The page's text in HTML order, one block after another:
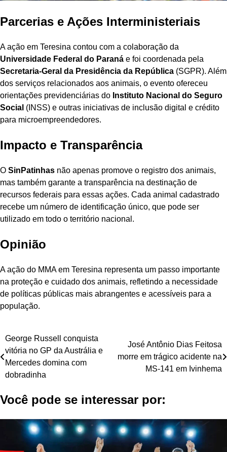
Parcerias e Ações Interministeriais
A ação em Teresina contou com a colaboração da
Universidade Federal do Paraná e foi coordenada pela
Secretaria-Geral da Presidência da República (SGPR). Além
dos serviços relacionados aos animais, o evento ofereceu
orientações previdenciárias do Instituto Nacional do Seguro
Social (INSS) e outras iniciativas de inclusão digital e crédito
para microempreendedores.
Impacto e Transparência
O SinPatinhas não apenas promove o registro dos animais,
mas também garante a transparência na destinação de
recursos federais para essas ações. Cada animal cadastrado
recebe um número de identificação único, que pode ser
utilizado em todo o território nacional.
Opinião
A ação do MMA em Teresina representa um passo importante
na proteção e cuidado dos animais, refletindo a necessidade
de políticas públicas mais abrangentes e acessíveis para a
população.
Navegação
de
Post
George Russell conquista
vitória no GP da Austrália e
Mercedes domina com
dobradinha
José Antônio Dias Feitosa
morre em trágico acidente na
MS-141 em Ivinhema
Você pode se interessar por: